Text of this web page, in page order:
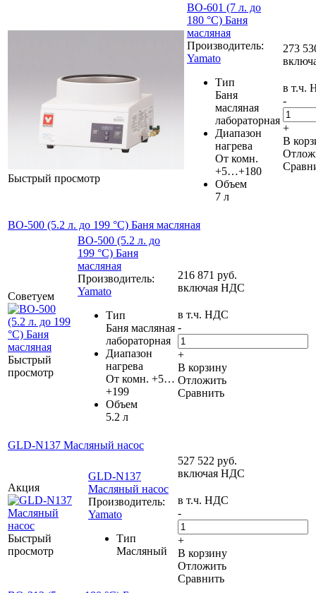
Быстрый просмотр
BO-601 (7 л. до
180 °C) Баня
масляная
Производитель:
Yamato
Тип
Баня
масляная
лабораторная
Диапазон
нагрева
От комн.
+5…+180
Объем
7 л
273
в т.ч.
-
+
В
BO-500 (5.2 л. до 199 °C) Баня масляная
Советуем
Быстрый
просмотр
BO-500 (5.2 л. до
199 °C) Баня
масляная
Производитель:
Yamato
Тип
Баня масляная
лабораторная
Диапазон
нагрева
От комн. +5…
+199
Объем
5.2 л
216 871 руб.
включая НДС
в т.ч. НДС
-
+
В корзину
Отложить
Сравнить
GLD-N137 Масляный насос
Акция
Быстрый
просмотр
GLD-N137
Масляный насос
Производитель:
Yamato
Тип
Масляный
527 522 руб.
включая НДС
в т.ч. НДС
-
+
В корзину
Отложить
Сравнить